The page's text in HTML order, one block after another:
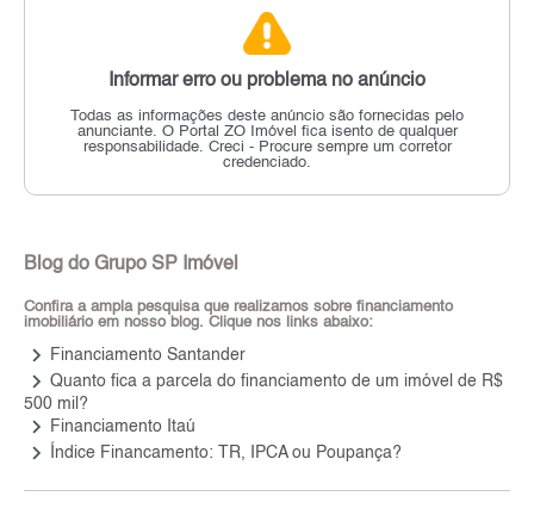
Informar erro ou problema no anúncio
Todas as informações deste anúncio são fornecidas pelo
anunciante. O Portal ZO Imóvel fica isento de qualquer
responsabilidade. Creci - Procure sempre um corretor
credenciado.
Blog do Grupo SP Imóvel
Confira a ampla pesquisa que realizamos sobre financiamento
imobiliário em nosso blog. Clique nos links abaixo:
keyboard_arrow_right Financiamento Santander
keyboard_arrow_right Quanto fica a parcela do financiamento de um imóvel de R$
500 mil?
keyboard_arrow_right Financiamento Itaú
keyboard_arrow_right Índice Financamento: TR, IPCA ou Poupança?